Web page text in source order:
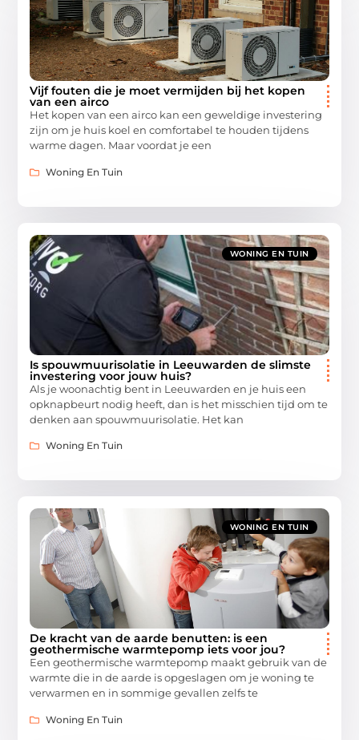
Vijf fouten die je moet vermijden bij het kopen
van een airco
Het kopen van een airco kan een geweldige investering
zijn om je huis koel en comfortabel te houden tijdens
warme dagen. Maar voordat je een
Woning En Tuin
WONING EN TUIN
Is spouwmuurisolatie in Leeuwarden de slimste
investering voor jouw huis?
Als je woonachtig bent in Leeuwarden en je huis een
opknapbeurt nodig heeft, dan is het misschien tijd om te
denken aan spouwmuurisolatie. Het kan
Woning En Tuin
WONING EN TUIN
De kracht van de aarde benutten: is een
geothermische warmtepomp iets voor jou?
Een geothermische warmtepomp maakt gebruik van de
warmte die in de aarde is opgeslagen om je woning te
verwarmen en in sommige gevallen zelfs te
Woning En Tuin